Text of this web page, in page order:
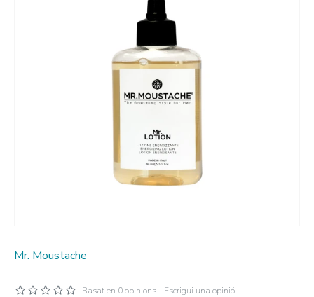
Mr. Moustache
Basat en 0 opinions. Escrigui una opinió